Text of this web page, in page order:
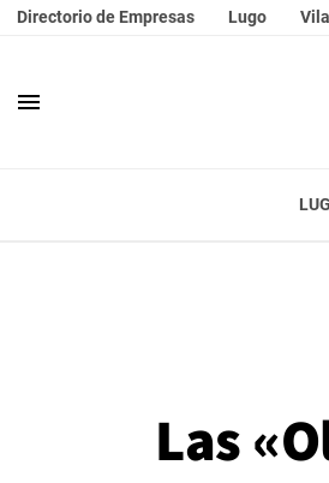
Directorio de Empresas Lugo
menu
Las